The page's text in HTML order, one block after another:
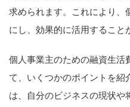
求められます。これにより、
にし、効果的に活用すること
個人事業主のための融資生活
て、いくつかのポイントを紹
は、自分のビジネスの現状や